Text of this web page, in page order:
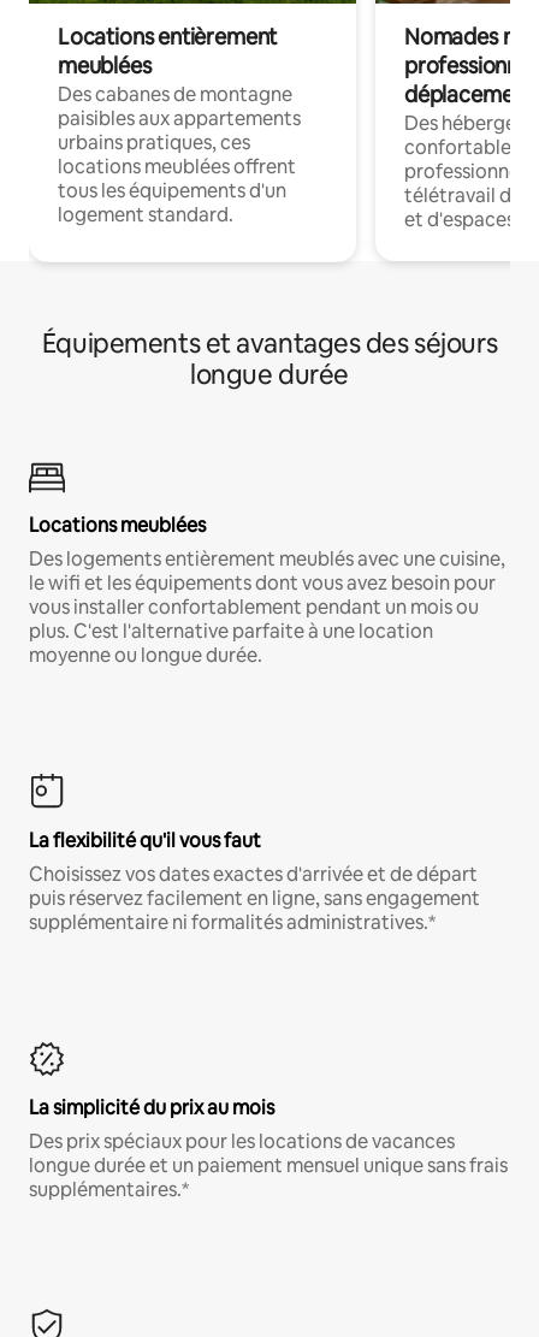
Locations entièrement
meublées
Des cabanes de montagne
paisibles aux appartements
urbains pratiques, ces
locations meublées offrent
tous les équipements d'un
logement standard.
Nomades
déplacement
Des
confortables
professionnels
télétravail
et d'espaces
Équipements et avantages des séjours
longue durée
Locations meublées
Des logements entièrement meublés avec une cuisine,
le wifi et les équipements dont vous avez besoin pour
vous installer confortablement pendant un mois ou
plus. C'est l'alternative parfaite à une location
moyenne ou longue durée.
La flexibilité qu'il vous faut
Choisissez vos dates exactes d'arrivée et de départ
puis réservez facilement en ligne, sans engagement
supplémentaire ni formalités administratives.*
La simplicité du prix au mois
Des prix spéciaux pour les locations de vacances
longue durée et un paiement mensuel unique sans frais
supplémentaires.*